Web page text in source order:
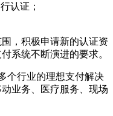
认证；
，积极申请新的认证资
系统不断演进的要求。
个行业的理想支付解决
业务、医疗服务、现场